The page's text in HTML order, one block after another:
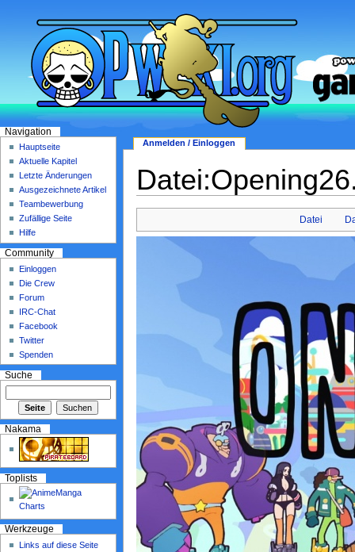
Datei
Anmelden / Einloggen
Navigation
Hauptseite
Aktuelle Kapitel
Letzte Änderungen
Ausgezeichnete Artikel
Teambewerbung
Zufällige Seite
Hilfe
Community
Einloggen
Die Crew
Forum
IRC-Chat
Facebook
Twitter
Spenden
Suche
Nakama
Toplists
Werkzeuge
Links auf diese Seite